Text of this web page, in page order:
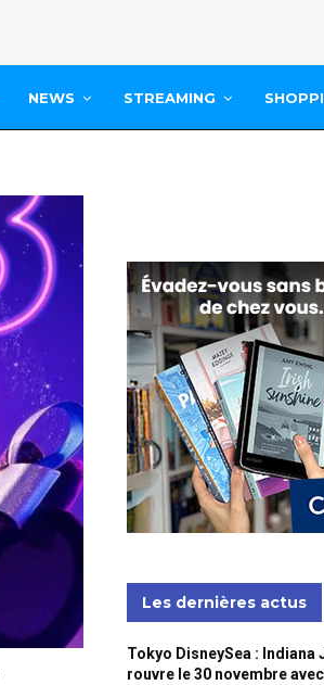
NEWS STREAMING
Les dernières actus
Tokyo DisneySea : Indiana
rouvre le 30 novembre